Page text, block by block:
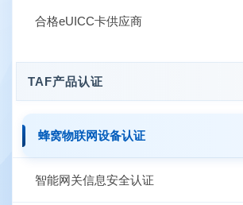
合格eUICC卡供应商
TAF产品认证
蜂窝物联网设备认证
智能网关信息安全认证